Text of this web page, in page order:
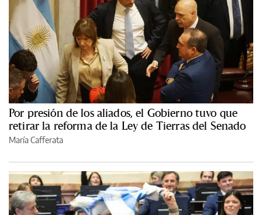
Por presión de los aliados, el Gobierno tuvo que
retirar la reforma de la Ley de Tierras del Senado
María Cafferata